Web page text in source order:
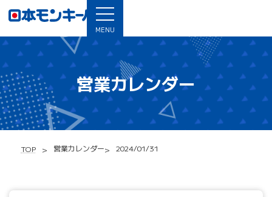
MENU
営業カレンダー
TOP 営業カレンダー 2024/01/31